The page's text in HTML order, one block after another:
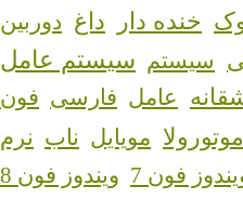
خنده دار داغ دوربین
سیستم سیستم عامل
عامل فارسی فون
موتورولا مویایل ناب نرم
فون 7
ویندوز فون 8